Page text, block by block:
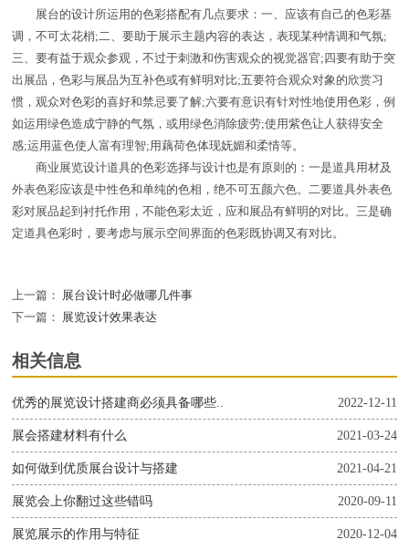
展台的设计所运用的色彩搭配有几点要求：一、应该有自己的色彩基
调，不可太花梢;二、要助于展示主题内容的表达，表现某种情调和气氛;
三、要有益于观众参观，不过于刺激和伤害观众的视觉器官;四要有助于突
出展品，色彩与展品为互补色或有鲜明对比;五要符合观众对象的欣赏习
惯，观众对色彩的喜好和禁忌要了解;六要有意识有针对性地使用色彩，例
如运用绿色造成宁静的气氛，或用绿色消除疲劳;使用紫色让人获得安全
感;运用蓝色使人富有理智;用藕荷色体现妩媚和柔情等。
商业展览设计道具的色彩选择与设计也是有原则的：一是道具用材及
外表色彩应该是中性色和单纯的色相，绝不可五颜六色。二要道具外表色
彩对展品起到衬托作用，不能色彩太近，应和展品有鲜明的对比。三是确
定道具色彩时，要考虑与展示空间界面的色彩既协调又有对比。
上一篇：
展台设计时必做哪几件事
下一篇：
展览设计效果表达
相关信息
2022-12-11
优秀的展览设计搭建商必须具备哪些..
2021-03-24
展会搭建材料有什么
2021-04-21
如何做到优质展台设计与搭建
2020-09-11
展览会上你翻过这些错吗
2020-12-04
展览展示的作用与特征